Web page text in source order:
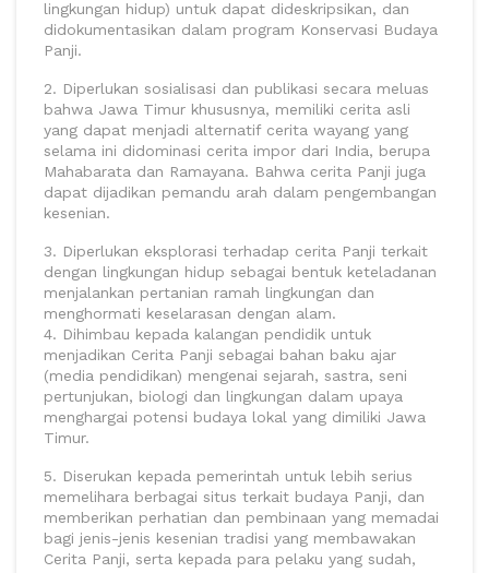
lingkungan hidup) untuk dapat dideskripsikan, dan
didokumentasikan dalam program Konservasi Budaya
Panji.
2. Diperlukan sosialisasi dan publikasi secara meluas
bahwa Jawa Timur khususnya, memiliki cerita asli
yang dapat menjadi alternatif cerita wayang yang
selama ini didominasi cerita impor dari India, berupa
Mahabarata dan Ramayana. Bahwa cerita Panji juga
dapat dijadikan pemandu arah dalam pengembangan
kesenian.
3. Diperlukan eksplorasi terhadap cerita Panji terkait
dengan lingkungan hidup sebagai bentuk keteladanan
menjalankan pertanian ramah lingkungan dan
menghormati keselarasan dengan alam.
4. Dihimbau kepada kalangan pendidik untuk
menjadikan Cerita Panji sebagai bahan baku ajar
(media pendidikan) mengenai sejarah, sastra, seni
pertunjukan, biologi dan lingkungan dalam upaya
menghargai potensi budaya lokal yang dimiliki Jawa
Timur.
5. Diserukan kepada pemerintah untuk lebih serius
memelihara berbagai situs terkait budaya Panji, dan
memberikan perhatian dan pembinaan yang memadai
bagi jenis-jenis kesenian tradisi yang membawakan
Cerita Panji, serta kepada para pelaku yang sudah,